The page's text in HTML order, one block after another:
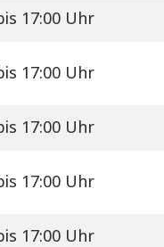
17:00 Uhr
17:00 Uhr
17:00 Uhr
17:00 Uhr
17:00 Uhr